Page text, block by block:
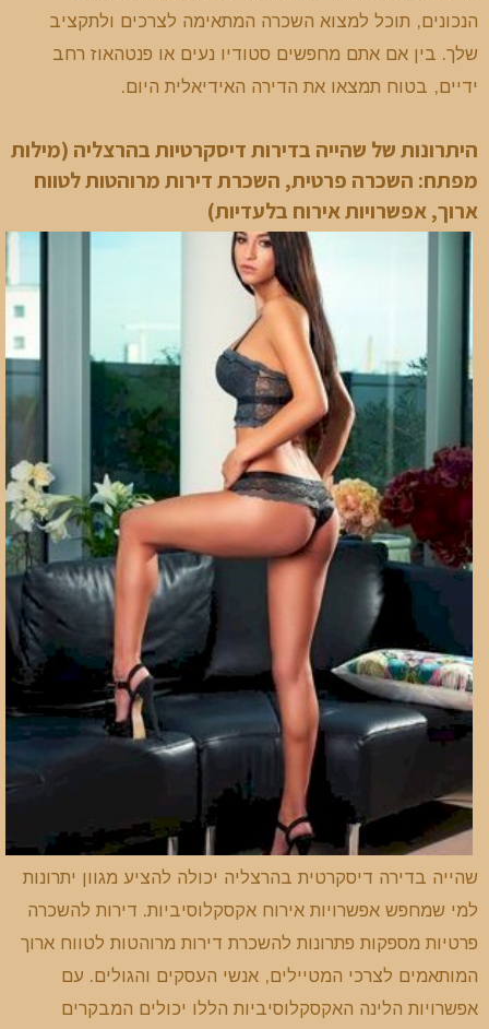
הנכונים, תוכל למצוא השכרה המתאימה לצרכים ולתקציב
שלך. בין אם אתם מחפשים סטודיו נעים או פנטהאוז רחב
ידיים, בטוח תמצאו את הדירה האידיאלית היום.
היתרונות של שהייה בדירות דיסקרטיות בהרצליה (מילות
מפתח: השכרה פרטית, השכרת דירות מרוהטות לטווח
ארוך, אפשרויות אירוח בלעדיות)
שהייה בדירה דיסקרטית בהרצליה יכולה להציע מגוון יתרונות
למי שמחפש אפשרויות אירוח אקסקלוסיביות. דירות להשכרה
פרטיות מספקות פתרונות להשכרת דירות מרוהטות לטווח ארוך
המותאמים לצרכי המטיילים, אנשי העסקים והגולים. עם
אפשרויות הלינה האקסקלוסיביות הללו יכולים המבקרים